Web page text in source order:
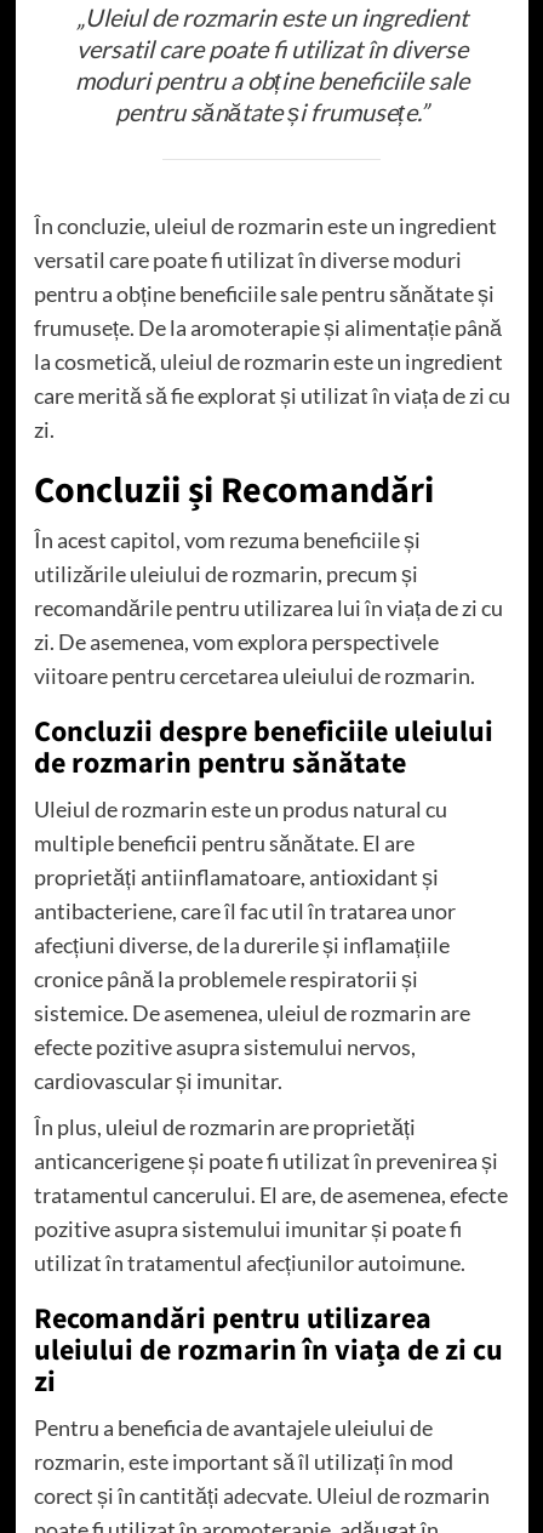
„Uleiul de rozmarin este un ingredient
versatil care poate fi utilizat în diverse
moduri pentru a obține beneficiile sale
pentru sănătate și frumusețe.”
În concluzie, uleiul de rozmarin este un ingredient
versatil care poate fi utilizat în diverse moduri
pentru a obține beneficiile sale pentru sănătate și
frumusețe. De la aromoterapie și alimentație până
la cosmetică, uleiul de rozmarin este un ingredient
care merită să fie explorat și utilizat în viața de zi cu
zi.
Concluzii și Recomandări
În acest capitol, vom rezuma beneficiile și
utilizările uleiului de rozmarin, precum și
recomandările pentru utilizarea lui în viața de zi cu
zi. De asemenea, vom explora perspectivele
viitoare pentru cercetarea uleiului de rozmarin.
Concluzii despre beneficiile uleiului
de rozmarin pentru sănătate
Uleiul de rozmarin este un produs natural cu
multiple beneficii pentru sănătate. El are
proprietăți antiinflamatoare, antioxidant și
antibacteriene, care îl fac util în tratarea unor
afecțiuni diverse, de la durerile și inflamațiile
cronice până la problemele respiratorii și
sistemice. De asemenea, uleiul de rozmarin are
efecte pozitive asupra sistemului nervos,
cardiovascular și imunitar.
În plus, uleiul de rozmarin are proprietăți
anticancerigene și poate fi utilizat în prevenirea și
tratamentul cancerului. El are, de asemenea, efecte
pozitive asupra sistemului imunitar și poate fi
utilizat în tratamentul afecțiunilor autoimune.
Recomandări pentru utilizarea
uleiului de rozmarin în viața de zi cu
zi
Pentru a beneficia de avantajele uleiului de
rozmarin, este important să îl utilizați în mod
corect și în cantități adecvate. Uleiul de rozmarin